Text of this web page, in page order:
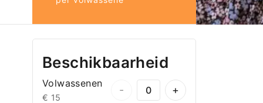
Beschikbaarheid
Volwassenen
€ 15
- +